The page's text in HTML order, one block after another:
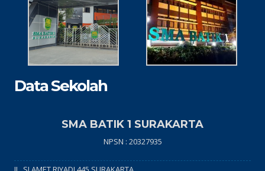
Data Sekolah
SMA BATIK 1 SURAKARTA
NPSN : 20327935